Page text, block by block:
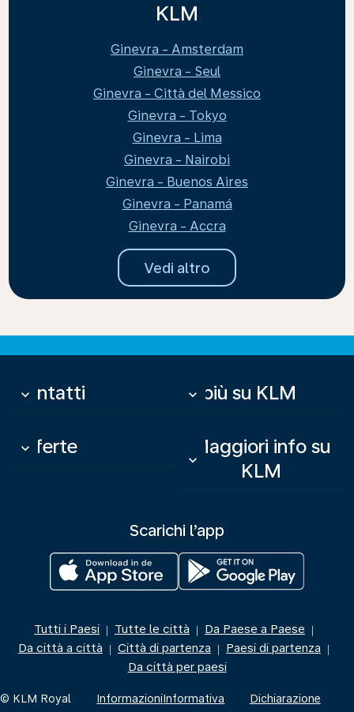
KLM
Ginevra - Amsterdam
Ginevra - Seul
Ginevra - Città del Messico
Ginevra - Tokyo
Ginevra - Lima
Ginevra - Nairobi
Ginevra - Buenos Aires
Ginevra - Panamá
Ginevra - Accra
Vedi altro
Contatti
keyboard_arrow_down Di più su KLM
keyboard_arrow_down
Offerte
keyboard_arrow_down
Maggiori info su
KLM
keyboard_arrow_down
Scarichi l’app
Tutti i Paesi | Tutte le città | Da Paese a Paese |
Da città a città | Città di partenza | Paesi di partenza |
Da città per paesi
© KLM Royal
InformazioniInformativa
Dichiarazione